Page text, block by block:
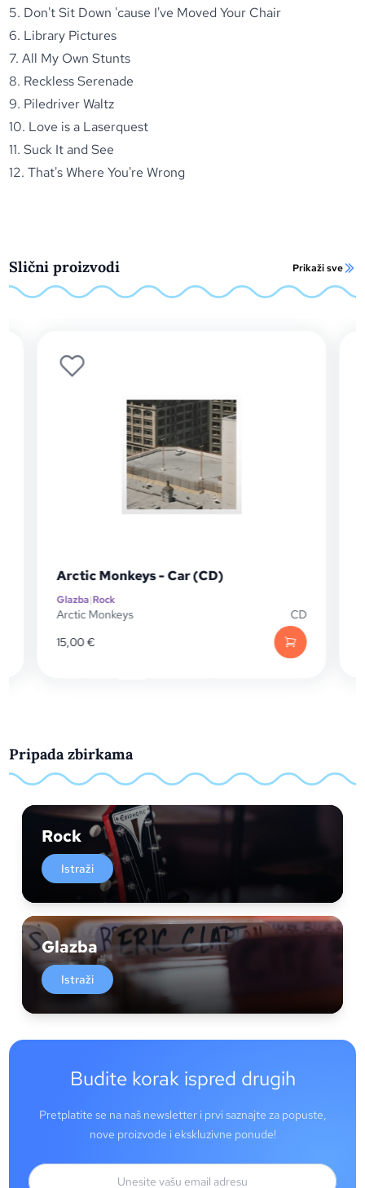
5. Don't Sit Down 'cause I've Moved Your Chair
6. Library Pictures
7. All My Own Stunts
8. Reckless Serenade
9. Piledriver Waltz
10. Love is a Laserquest
11. Suck It and See
12. That's Where You're Wrong
Slični proizvodi Prikaži sve
Arctic Monkeys - Car (CD)
Glazba|Rock
Arctic Monkeys
CD
15,00€
Pripada zbirkama
Rock
Istraži
Glazba
Istraži
Budite korak ispred drugih
Pretplatite se na naš newsletter i prvi saznajte za popuste,
nove proizvode i ekskluzivne ponude!